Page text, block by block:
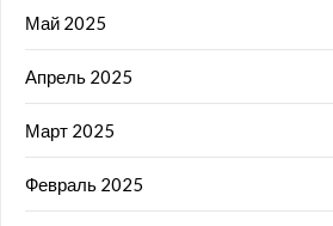
Май 2025
Апрель 2025
Март 2025
Февраль 2025